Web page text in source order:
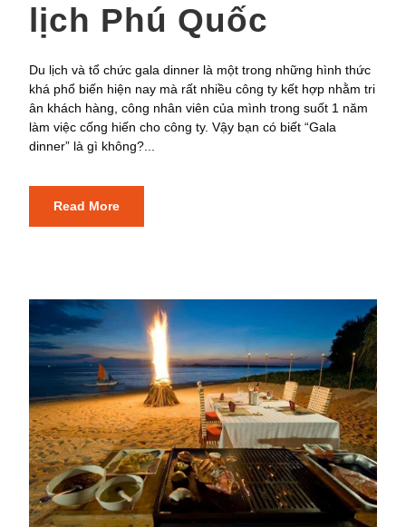
lịch Phú Quốc
Du lịch và tổ chức gala dinner là một trong những hình thức
khá phổ biến hiện nay mà rất nhiều công ty kết hợp nhằm tri
ân khách hàng, công nhân viên của mình trong suốt 1 năm
làm việc cống hiến cho công ty. Vậy bạn có biết “Gala
dinner” là gì không?...
Read More